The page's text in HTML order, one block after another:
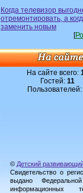
Когда телевизор
отремонтировать, а
заменить новым
[
На сайте всего:
Гостей: 11
Пользователей:
© Детский
Свидетельство о
выдано
информационных